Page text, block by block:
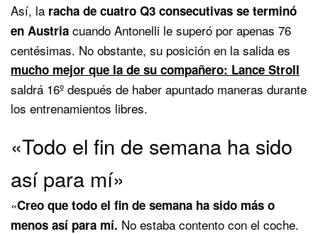
Así, la racha de cuatro Q3 consecutivas se terminó
en Austria cuando Antonelli le superó por apenas 76
centésimas. No obstante, su posición en la salida es
mucho mejor que la de su compañero: Lance Stroll
saldrá 16º después de haber apuntado maneras durante
los entrenamientos libres.
«Todo el fin de semana ha sido
así para mí»
«Creo que todo el fin de semana ha sido más o
menos así para mí. No estaba contento con el coche.